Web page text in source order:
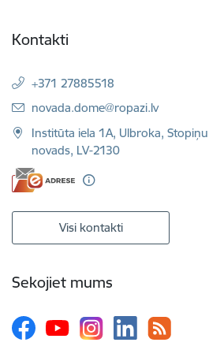
Kontakti
+371 27885518
E-pasts:
novada.dome@ropazi.lv
Institūta iela 1A, Ulbroka,
novads, LV-2130
Visi kontakti
Sekojiet mums